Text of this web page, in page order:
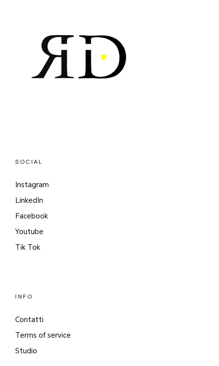
SOCIAL
Instagram
LinkedIn
Facebook
Youtube
Tik Tok
INFO
Contatti
Terms of service
Studio